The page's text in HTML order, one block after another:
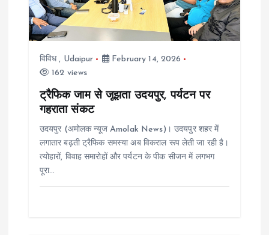
g
a
विविध, Udaipur
February 14, 2026
162 views
ट्रैफिक जाम से जूझता उदयपुर, पर्यटन पर
गहराता संकट
उदयपुर (अमोलक न्यूज Amolak News)। उदयपुर शहर में
लगातार बढ़ती ट्रैफिक समस्या अब विकराल रूप लेती जा रही है।
त्योहारों, विवाह समारोहों और पर्यटन के पीक सीजन में लगभग
पूरा…